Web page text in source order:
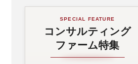
SPECIAL FEATURE
コンサルティング
ファーム特集